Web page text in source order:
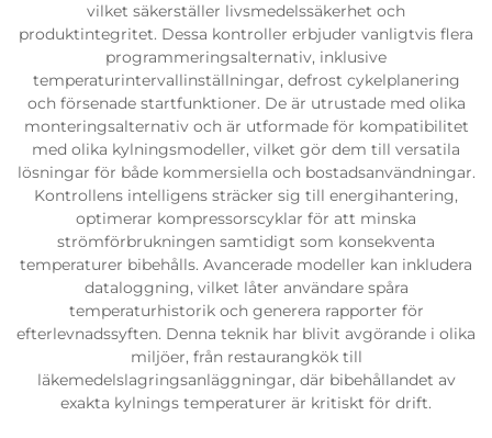
vilket säkerställer livsmedelssäkerhet och
produktintegritet. Dessa kontroller erbjuder vanligtvis flera
programmeringsalternativ, inklusive
temperaturintervallinställningar, defrost cykelplanering
och försenade startfunktioner. De är utrustade med olika
monteringsalternativ och är utformade för kompatibilitet
med olika kylningsmodeller, vilket gör dem till versatila
lösningar för både kommersiella och bostadsanvändningar.
Kontrollens intelligens sträcker sig till energihantering,
optimerar kompressorscyklar för att minska
strömförbrukningen samtidigt som konsekventa
temperaturer bibehålls. Avancerade modeller kan inkludera
dataloggning, vilket låter användare spåra
temperaturhistorik och generera rapporter för
efterlevnadssyften. Denna teknik har blivit avgörande i olika
miljöer, från restaurangkök till
läkemedelslagringsanläggningar, där bibehållandet av
exakta kylnings temperaturer är kritiskt för drift.